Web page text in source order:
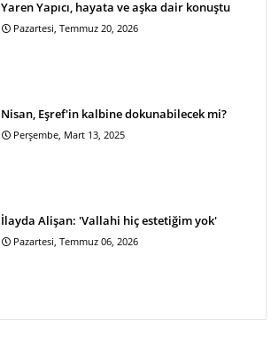
Yaren Yapıcı, hayata ve aşka dair konuştu
Pazartesi, Temmuz 20, 2026
Nisan, Eşref'in kalbine dokunabilecek mi?
Perşembe, Mart 13, 2025
İlayda Alişan: 'Vallahi hiç estetiğim yok'
Pazartesi, Temmuz 06, 2026